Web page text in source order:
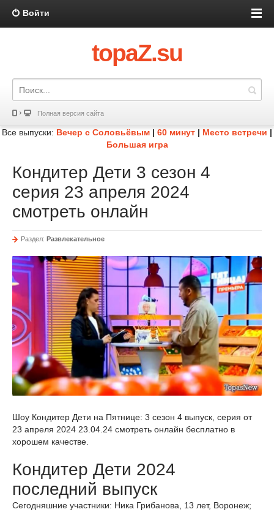
Войти
topaZ.su
Полная версия сайта
Все выпуски: Вечер с Соловьёвым | 60 минут | Место встречи |
Большая игра
Кондитер Дети 3 сезон 4
серия 23 апреля 2024
смотреть онлайн
Раздел: Развлекательное
Шоу Кондитер Дети на Пятнице: 3 сезон 4 выпуск, серия от
23 апреля 2024 23.04.24 смотреть онлайн бесплатно в
хорошем качестве.
Кондитер Дети 2024
последний выпуск
Сегодняшние участники: Ника Грибанова, 13 лет, Воронеж;